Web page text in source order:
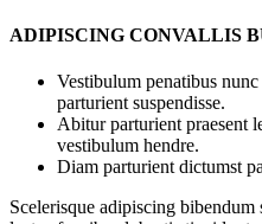
ADIPISCING CONVALLIS
Vestibulum penatibus
parturient suspendisse.
Abitur parturient praesent
vestibulum hendre.
Diam parturient dictumst
Scelerisque adipiscing